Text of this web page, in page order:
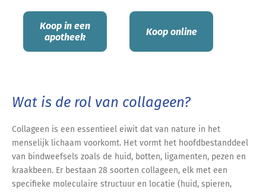
Koop in een
apotheek
Koop online
Wat is de rol van collageen?
Collageen is een essentieel eiwit dat van nature in het
menselijk lichaam voorkomt. Het vormt het hoofdbestanddeel
van bindweefsels zoals de huid, botten, ligamenten, pezen en
kraakbeen. Er bestaan 28 soorten collageen, elk met een
specifieke moleculaire structuur en locatie (huid, spieren,